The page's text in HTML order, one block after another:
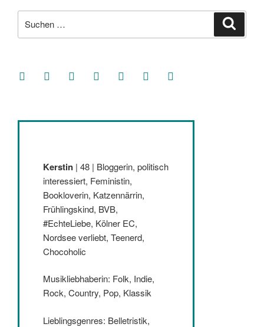
nach:
facebooksoundcloud
twitter mastodoninstagramthreads goodreads
Kerstin | 48 | Bloggerin, politisch
interessiert, Feministin,
Bookloverin, Katzennärrin,
Frühlingskind, BVB,
#EchteLiebe, Kölner EC,
Nordsee verliebt, Teenerd,
Chocoholic
Musikliebhaberin: Folk, Indie,
Rock, Country, Pop, Klassik
Lieblingsgenres: Belletristik,